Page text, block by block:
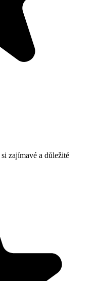
zajímavé a důležité